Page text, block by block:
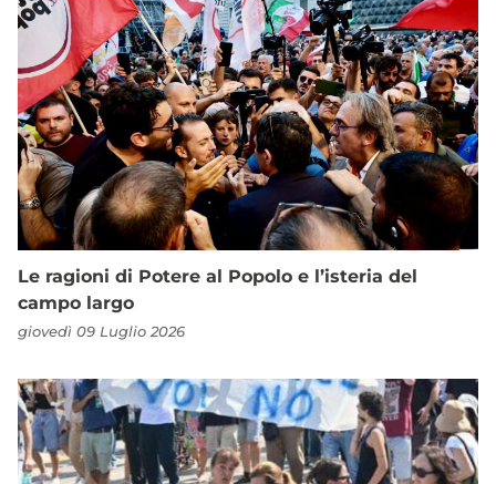
Le ragioni di Potere al Popolo e l’isteria del
campo largo
giovedì 09 Luglio 2026